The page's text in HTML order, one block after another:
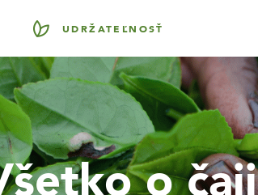
UDRŽATEĽNOSŤ
o čaji